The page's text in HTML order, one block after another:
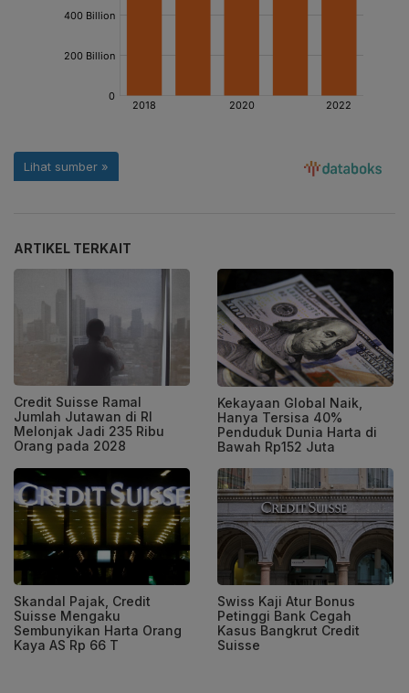
ARTIKEL TERKAIT
Credit Suisse Ramal
Jumlah Jutawan di RI
Melonjak Jadi 235 Ribu
Orang pada 2028
Kekayaan Global Naik,
Hanya Tersisa 40%
Penduduk Dunia Harta di
Bawah Rp152 Juta
Skandal Pajak, Credit
Suisse Mengaku
Sembunyikan Harta Orang
Kaya AS Rp 66 T
Swiss Kaji Atur Bonus
Petinggi Bank Cegah
Kasus Bangkrut Credit
Suisse